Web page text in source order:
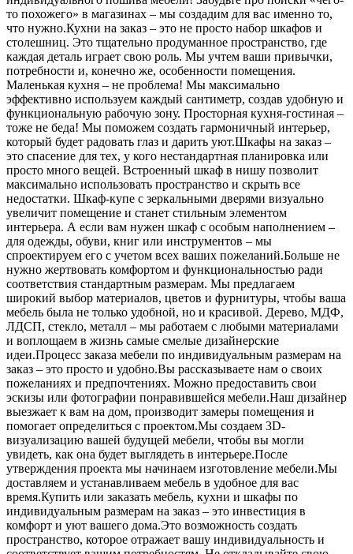
то похожего» в магазинах – мы создадим для вас именно то,
что нужно.Кухни на заказ – это не просто набор шкафов и
столешниц. Это тщательно продуманное пространство, где
каждая деталь играет свою роль. Мы учтем ваши привычки,
потребности и, конечно же, особенности помещения.
Маленькая кухня – не проблема! Мы максимально
эффективно используем каждый сантиметр, создав удобную и
функциональную рабочую зону. Просторная кухня-гостиная –
тоже не беда! Мы поможем создать гармоничный интерьер,
который будет радовать глаз и дарить уют.Шкафы на заказ –
это спасение для тех, у кого нестандартная планировка или
просто много вещей. Встроенный шкаф в нишу позволит
максимально использовать пространство и скрыть все
недостатки. Шкаф-купе с зеркальными дверями визуально
увеличит помещение и станет стильным элементом
интерьера. А если вам нужен шкаф с особым наполнением –
для одежды, обуви, книг или инструментов – мы
спроектируем его с учетом всех ваших пожеланий.Больше не
нужно жертвовать комфортом и функциональностью ради
соответствия стандартным размерам. Мы предлагаем
широкий выбор материалов, цветов и фурнитуры, чтобы ваша
мебель была не только удобной, но и красивой. Дерево, МДФ,
ЛДСП, стекло, металл – мы работаем с любыми материалами
и воплощаем в жизнь самые смелые дизайнерские
идеи.Процесс заказа мебели по индивидуальным размерам на
заказ – это просто и удобно.Вы рассказываете нам о своих
пожеланиях и предпочтениях. Можно предоставить свои
эскизы или фотографии понравившейся мебели.Наш дизайнер
выезжает к вам на дом, производит замеры помещения и
помогает определиться с проектом.Мы создаем 3D-
визуализацию вашей будущей мебели, чтобы вы могли
увидеть, как она будет выглядеть в интерьере.После
утверждения проекта мы начинаем изготовление мебели.Мы
доставляем и устанавливаем мебель в удобное для вас
время.Купить или заказать мебель, кухни и шкафы по
индивидуальным размерам на заказ – это инвестиция в
комфорт и уют вашего дома.Это возможность создать
пространство, которое отражает вашу индивидуальность и